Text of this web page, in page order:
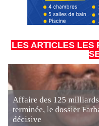
LES ARTICLES LES
Affaire des 125
terminée, le dossier
décisive